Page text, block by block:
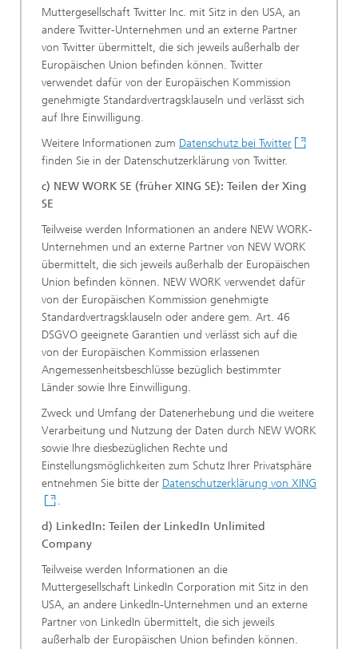
Muttergesellschaft Twitter Inc. mit Sitz in den USA, an
andere Twitter-Unternehmen und an externe Partner
von Twitter übermittelt, die sich jeweils außerhalb der
Europäischen Union befinden können. Twitter
verwendet dafür von der Europäischen Kommission
genehmigte Standardvertragsklauseln und verlässt sich
auf Ihre Einwilligung.
Weitere Informationen zum Datenschutz bei Twitter
finden Sie in der Datenschutzerklärung von Twitter.
c) NEW WORK SE (früher XING SE): Teilen der Xing
SE
Teilweise werden Informationen an andere NEW WORK-
Unternehmen und an externe Partner von NEW WORK
übermittelt, die sich jeweils außerhalb der Europäischen
Union befinden können. NEW WORK verwendet dafür
von der Europäischen Kommission genehmigte
Standardvertragsklauseln oder andere gem. Art. 46
DSGVO geeignete Garantien und verlässt sich auf die
von der Europäischen Kommission erlassenen
Angemessenheitsbeschlüsse bezüglich bestimmter
Länder sowie Ihre Einwilligung.
Zweck und Umfang der Datenerhebung und die weitere
Verarbeitung und Nutzung der Daten durch NEW WORK
sowie Ihre diesbezüglichen Rechte und
Einstellungsmöglichkeiten zum Schutz Ihrer Privatsphäre
entnehmen Sie bitte der Datenschutzerklärung von XING
.
d) LinkedIn: Teilen der LinkedIn Unlimited
Company
Teilweise werden Informationen an die
Muttergesellschaft LinkedIn Corporation mit Sitz in den
USA, an andere LinkedIn-Unternehmen und an externe
Partner von LinkedIn übermittelt, die sich jeweils
außerhalb der Europäischen Union befinden können.